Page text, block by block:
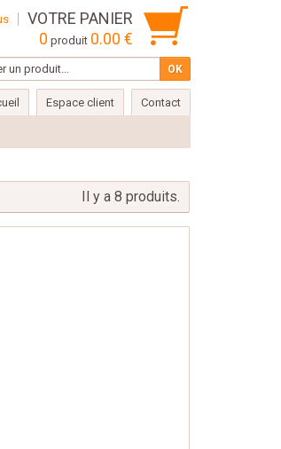
VOTRE PANIER
0 produit 0.00 €
Espace client Contact
Il y a 8 produits.